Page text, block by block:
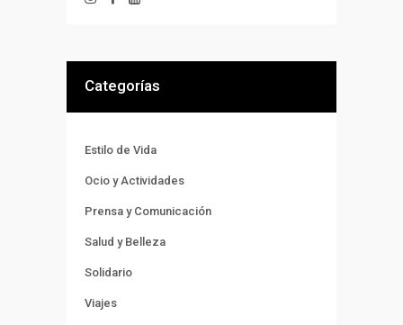
Categorías
Estilo de Vida
Ocio y Actividades
Prensa y Comunicación
Salud y Belleza
Solidario
Viajes